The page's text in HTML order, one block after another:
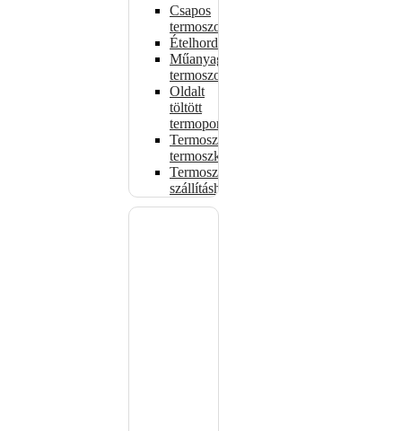
Csapos
termoszok
Ételhordók
Műanyag
termoszok
Oldalt
töltött
termoportok
Termoszok,
termoszkannák
Termoszsákok
szállításhoz